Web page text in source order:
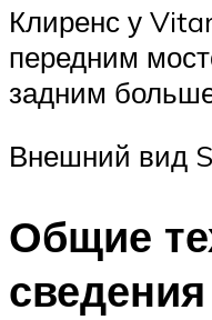
Клиренс у
передним
задним
Внешний вид
Общие
сведения